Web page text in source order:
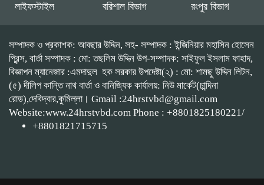
লাইফস্টাইল
বরিশাল বিভাগ
রংপুর বিভাগ
সম্পাদক ও প্রকাশক: আবছার উদ্দিন, সহ- সম্পাদক : ইন্জিনিয়ার মহাসিন হোসেন
প্রিন্স, বার্তা সম্পাদক : মো: তছলিম উদ্দিন উপ-সম্পাদক: সাইফুল ইসলাম ফাহাদ,
বিজ্ঞাপন ম্যানেজার :এমদাদুল হক সরকার উপদেষ্টা(২) : মো: শামছু উদ্দিন লিটন,
(৫) দীলিপ কান্তি নাথ বার্তা ও বানিজ্যিক কার্যালয়: নিউ মার্কেট(চান্দিনা
রোড),দেবিদ্বার,কুমিল্লা। Gmail :24hrstvbd@gmail.com
Website:www.24hrstvbd.com Phone : +8801825180221/
+8801821715715